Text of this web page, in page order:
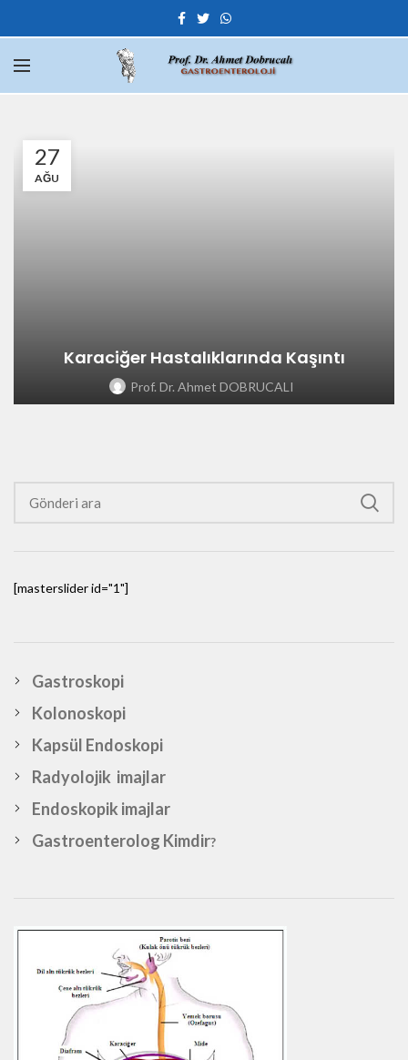
27
AĞU
Karaciğer Hastalıklarında Kaşıntı
Prof. Dr. Ahmet DOBRUCALI
[masterslider id="1"]
Gastroskopi
Kolonoskopi
Kapsül Endoskopi
Radyolojik imajlar
Endoskopik imajlar
Gastroenterolog Kimdir?